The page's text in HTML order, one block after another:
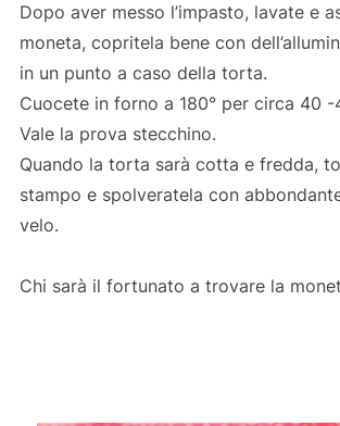
Dopo aver messo l’impasto, lavate e
moneta, copritela bene con
in un punto a caso della torta.
Cuocete in forno a 180° per circa 40 -
Vale la prova stecchino.
Quando la torta sarà cotta e fredda,
stampo e spolveratela con
velo.
Chi sarà il fortunato a trovare la